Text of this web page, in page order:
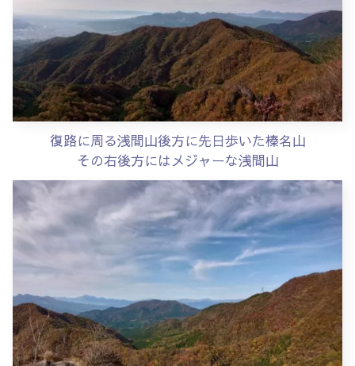
復路に周る浅間山後方に先日歩いた榛名山
その右後方にはメジャーな浅間山